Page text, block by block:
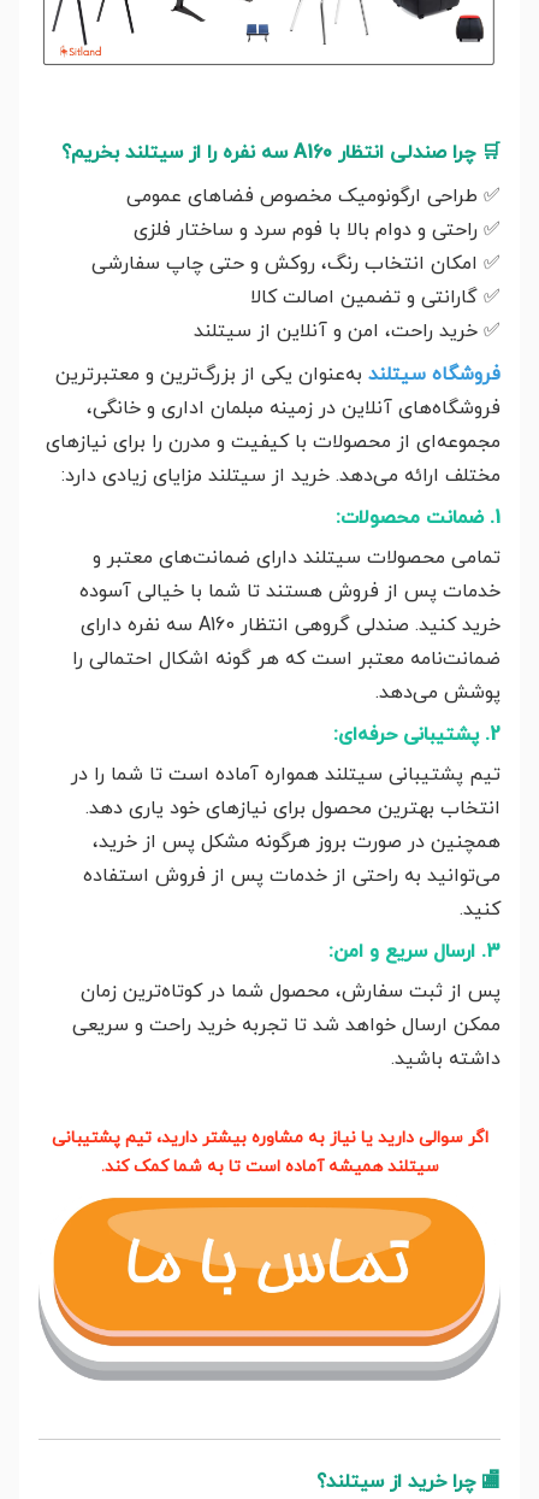
🛒 چرا صندلی انتظار A160 سه نفره را از سیتلند بخریم؟
✅ طراحی ارگونومیک مخصوص فضاهای عمومی
✅ راحتی و دوام بالا با فوم سرد و ساختار فلزی
✅ امکان انتخاب رنگ، روکش و حتی چاپ سفارشی
✅ گارانتی و تضمین اصالت کالا
✅ خرید راحت، امن و آنلاین از سیتلند
فروشگاه سیتلند به‌عنوان یکی از بزرگ‌ترین و معتبرترین
فروشگاه‌های آنلاین در زمینه مبلمان اداری و خانگی،
مجموعه‌ای از محصولات با کیفیت و مدرن را برای نیازهای
مختلف ارائه می‌دهد. خرید از سیتلند مزایای زیادی دارد:
1. ضمانت محصولات:
تمامی محصولات سیتلند دارای ضمانت‌های معتبر و
خدمات پس از فروش هستند تا شما با خیالی آسوده
خرید کنید. صندلی گروهی انتظار A160 سه نفره دارای
ضمانت‌نامه معتبر است که هر گونه اشکال احتمالی را
پوشش می‌دهد.
2. پشتیبانی حرفه‌ای:
تیم پشتیبانی سیتلند همواره آماده است تا شما را در
انتخاب بهترین محصول برای نیازهای خود یاری دهد.
همچنین در صورت بروز هرگونه مشکل پس از خرید،
می‌توانید به راحتی از خدمات پس از فروش استفاده
کنید.
3. ارسال سریع و امن:
پس از ثبت سفارش، محصول شما در کوتاه‌ترین زمان
ممکن ارسال خواهد شد تا تجربه خرید راحت و سریعی
داشته باشید.
اگر سوالی دارید یا نیاز به مشاوره بیشتر دارید، تیم پشتیبانی
سیتلند همیشه آماده است تا به شما کمک کند.
🏬 چرا خرید از سیتلند؟